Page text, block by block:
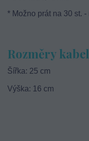
* Možno prát na 30 st.
Rozměry
Šířka: 25 cm
Výška: 16 cm